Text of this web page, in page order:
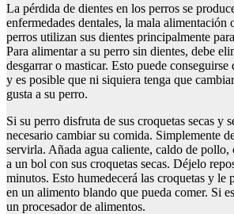
La pérdida de dientes en los perros se
enfermedades dentales, la mala alimentación
perros utilizan sus dientes principalmente
Para alimentar a su perro sin dientes, debe
desgarrar o masticar. Esto puede conseguirse
y es posible que ni siquiera tenga que
gusta a su perro.
Si su perro disfruta de sus croquetas secas y
necesario cambiar su comida. Simplemente
servirla. Añada agua caliente, caldo de pollo,
a un bol con sus croquetas secas. Déjelo
minutos. Esto humedecerá las croquetas y le
en un alimento blando que pueda comer. Si
un procesador de alimentos.